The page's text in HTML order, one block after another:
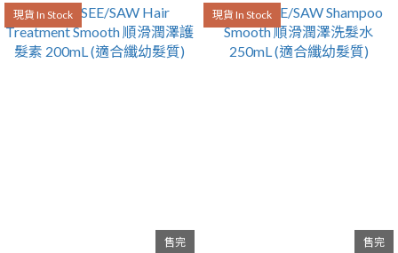
現貨 In Stock
售完
現貨 In Stock
售完